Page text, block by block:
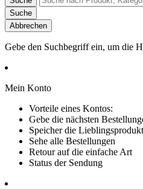
Suche
Abbrechen
Gebe den Suchbegriff ein, um die
Mein Konto
Vorteile eines Kontos:
Gebe die nächsten
Speicher die
Sehe alle Bestellungen
Retour auf die einfache Art
Status der Sendung